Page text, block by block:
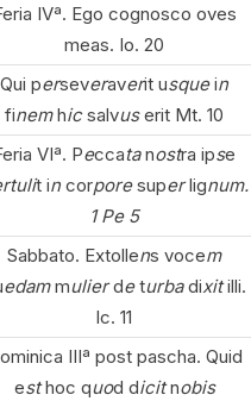
IVª. Ego cognosco oves
meas. Io. 20
Qui perseveraverit usquein
finemhicsalvuserit Mt. 10
VIª. Peccatanostra ipse
t incorporesuperlignum.
1 Pe 5
Sabbato. Extollens vocem
edammulierdeturbadixitilli.
lc. 11
IIIª post pascha. Quid
esthoc quod dicitnobis